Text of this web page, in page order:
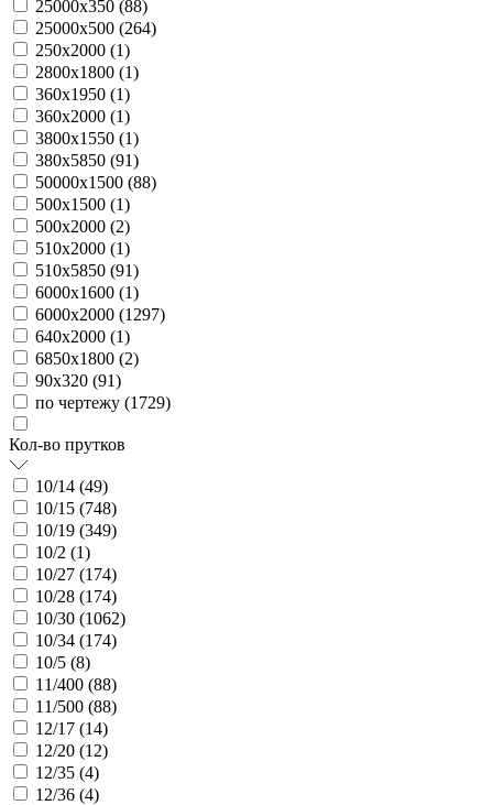
25000х350 (88)
25000х500 (264)
250х2000 (1)
2800х1800 (1)
360х1950 (1)
360х2000 (1)
3800х1550 (1)
380х5850 (91)
50000х1500 (88)
500х1500 (1)
500х2000 (2)
510х2000 (1)
510х5850 (91)
6000х1600 (1)
6000х2000 (1297)
640х2000 (1)
6850х1800 (2)
90х320 (91)
по чертежу (1729)
Кол-во прутков
10/14 (49)
10/15 (748)
10/19 (349)
10/2 (1)
10/27 (174)
10/28 (174)
10/30 (1062)
10/34 (174)
10/5 (8)
11/400 (88)
11/500 (88)
12/17 (14)
12/20 (12)
12/35 (4)
12/36 (4)